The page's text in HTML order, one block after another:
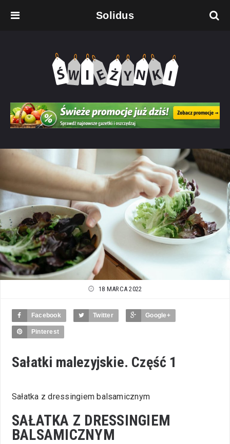
Solidus
18 MARCA 2022
Facebook Twitter Google+
Pinterest
Sałatki malezyjskie. Część 1
Sałatka z dressingiem balsamicznym
SAŁATKA Z DRESSINGIEM
BALSAMICZNYM